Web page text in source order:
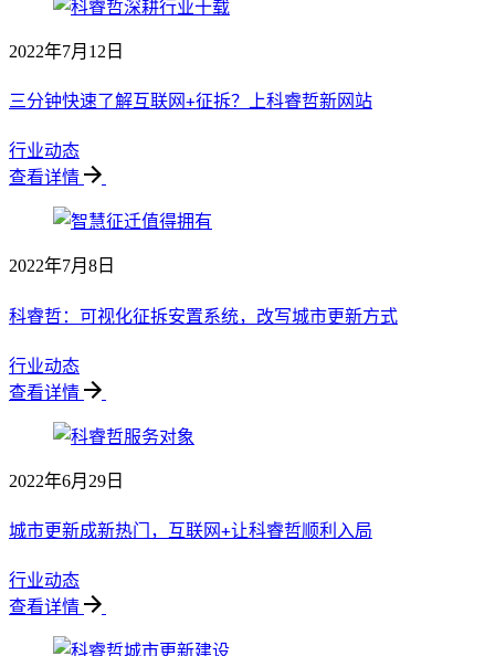
2022年7月12日
三分钟快速了解互联网+征拆？上科睿哲新网站
行业动态
查看详情
2022年7月8日
科睿哲：可视化征拆安置系统，改写城市更新方式
行业动态
查看详情
2022年6月29日
城市更新成新热门，互联网+让科睿哲顺利入局
行业动态
查看详情